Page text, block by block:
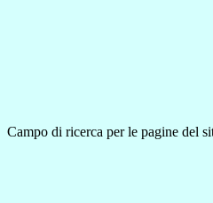
Campo di ricerca per le pagine del